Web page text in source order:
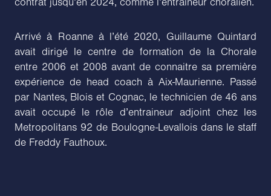
Arrivé à Roanne à l’été 2020, Guillaume Quintard
avait dirigé le centre de formation de la Chorale
entre 2006 et 2008 avant de connaitre sa première
expérience de head coach à Aix-Maurienne. Passé
par Nantes, Blois et Cognac, le technicien de 46 ans
avait occupé le rôle d’entraineur adjoint chez les
Metropolitans 92 de Boulogne-Levallois dans le staff
de Freddy Fauthoux.